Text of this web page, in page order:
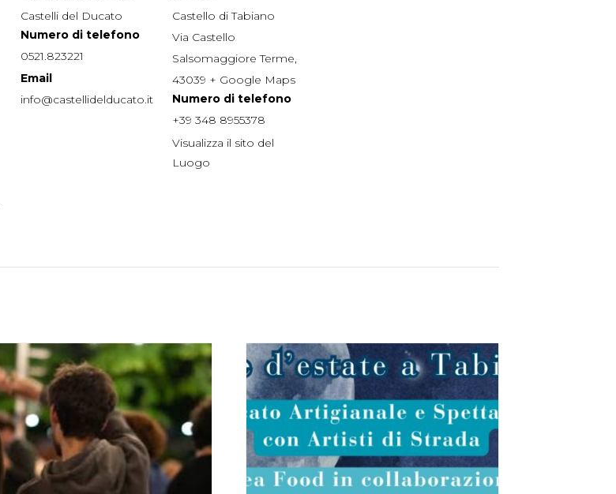
Castelli del Ducato
Numero di telefono
0521.823221
Email
info@castellidelducato.it
Castello di Tabiano
Via Castello
Salsomaggiore Terme,
43039 + Google Maps
Numero di telefono
+39 348 8955378
Visualizza il sito del
Luogo